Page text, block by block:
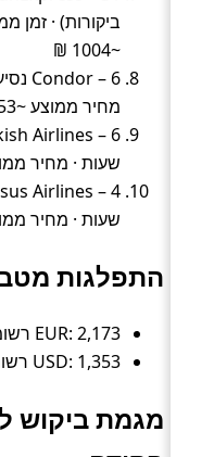
~1004 ₪
מחיר ממוצע ~853 ₪
שעות · מחיר ממוצע
שעות · מחיר ממוצע
התפלגות
EUR: 2,173 רשומות (כ־62%).
USD: 1,353 רשומות (כ־38%).
מגמת ביקוש